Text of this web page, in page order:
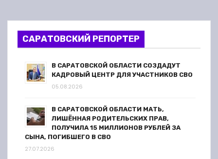
о
зСАРАТОВСКИЙ РЕПОРТЕР
В САРАТОВСКОЙ ОБЛАСТИ СОЗДАДУТ
КАДРОВЫЙ ЦЕНТР ДЛЯ УЧАСТНИКОВ СВО
05.08.2026
В САРАТОВСКОЙ ОБЛАСТИ МАТЬ,
ЛИШЁННАЯ РОДИТЕЛЬСКИХ ПРАВ,
ПОЛУЧИЛА 15 МИЛЛИОНОВ РУБЛЕЙ ЗА
СЫНА, ПОГИБШЕГО В СВО
27.07.2026